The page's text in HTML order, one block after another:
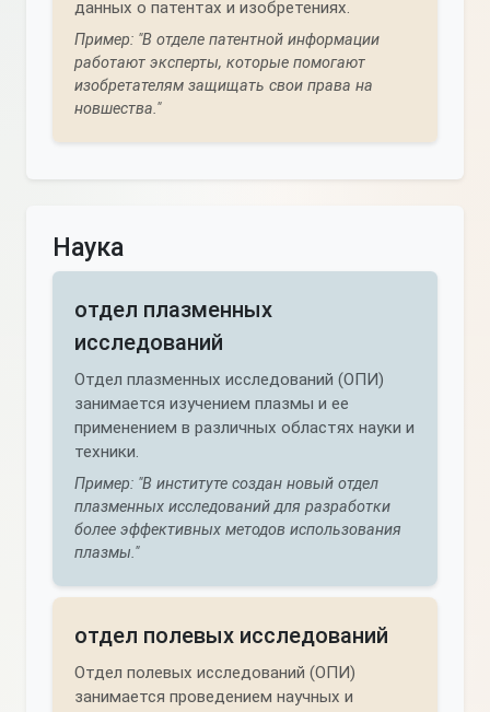
данных о патентах и изобретениях.
Пример: "В отделе патентной информации
работают эксперты, которые помогают
изобретателям защищать свои права на
новшества."
Наука
отдел плазменных
исследований
Отдел плазменных исследований (ОПИ)
занимается изучением плазмы и ее
применением в различных областях науки и
техники.
Пример: "В институте создан новый отдел
плазменных исследований для разработки
более эффективных методов использования
плазмы."
отдел полевых исследований
Отдел полевых исследований (ОПИ)
занимается проведением научных и